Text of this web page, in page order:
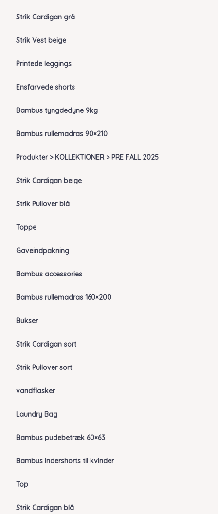
Strik Cardigan grå
Strik Vest beige
Printede leggings
Ensfarvede shorts
Bambus tyngdedyne 9kg
Bambus rullemadras 90×210
Produkter > KOLLEKTIONER > PRE FALL 2025
Strik Cardigan beige
Strik Pullover blå
Toppe
Gaveindpakning
Bambus accessories
Bambus rullemadras 160×200
Bukser
Strik Cardigan sort
Strik Pullover sort
vandflasker
Laundry Bag
Bambus pudebetræk 60×63
Bambus indershorts til kvinder
Top
Strik Cardigan blå